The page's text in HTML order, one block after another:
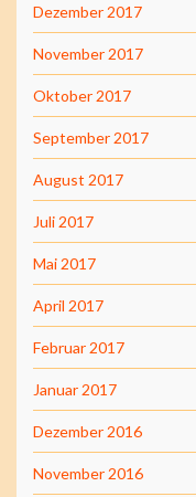
Dezember 2017
November 2017
Oktober 2017
September 2017
August 2017
Juli 2017
Mai 2017
April 2017
Februar 2017
Januar 2017
Dezember 2016
November 2016